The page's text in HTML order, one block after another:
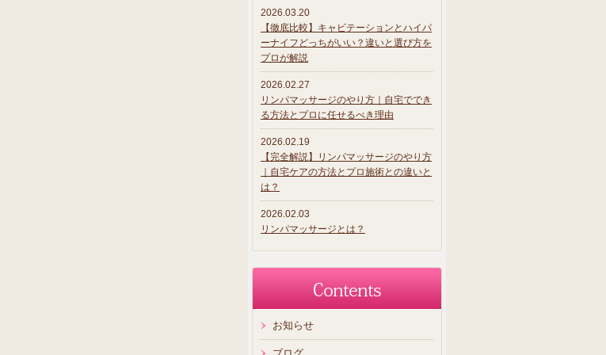
2026.03.20
【徹底比較】キャビテーションとハイパ
ーナイフどっちがいい？違いと選び方を
プロが解説
2026.02.27
リンパマッサージのやり方｜自宅ででき
る方法とプロに任せるべき理由
2026.02.19
【完全解説】リンパマッサージのやり方
｜自宅ケアの方法とプロ施術との違いと
は？
2026.02.03
リンパマッサージとは？
お知らせ